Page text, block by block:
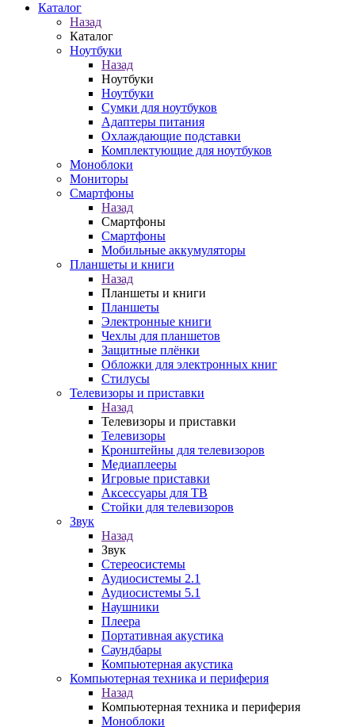
Каталог
Назад
Каталог
Ноутбуки
Назад
Ноутбуки
Ноутбуки
Сумки для ноутбуков
Адаптеры питания
Охлаждающие подставки
Комплектующие для ноутбуков
Моноблоки
Мониторы
Смартфоны
Назад
Смартфоны
Смартфоны
Мобильные аккумуляторы
Планшеты и книги
Назад
Планшеты и книги
Планшеты
Электронные книги
Чехлы для планшетов
Защитные плёнки
Обложки для электронных книг
Стилусы
Телевизоры и приставки
Назад
Телевизоры и приставки
Телевизоры
Кронштейны для телевизоров
Медиаплееры
Игровые приставки
Аксессуары для ТВ
Стойки для телевизоров
Звук
Назад
Звук
Стереосистемы
Аудиосистемы 2.1
Аудиосистемы 5.1
Наушники
Плеера
Портативная акустика
Саундбары
Компьютерная акустика
Компьютерная техника и периферия
Назад
Компьютерная техника и периферия
Моноблоки